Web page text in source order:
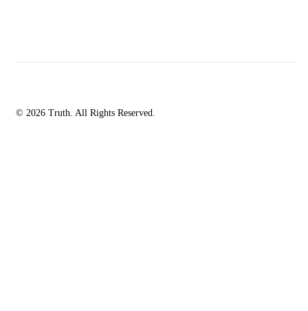
© 2026 Truth. All Rights Reserved.